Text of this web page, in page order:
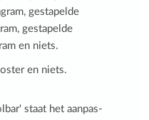
gestapelde
gestapelde
en niets.
en niets.
staat het aanpas-